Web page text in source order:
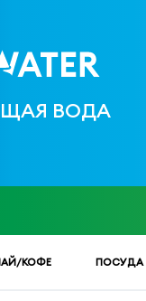
ВОДА
КОФЕ ПОСУДА